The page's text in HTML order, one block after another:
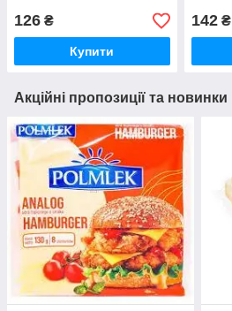
126 ₴
Купити
142₴
Акційні пропозиції та новинки